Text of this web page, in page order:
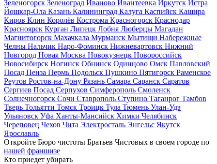
Зеленогорск Зеленоград Иваново Ивантеевка Иркутск Истра
Йошкар-Ола Казань Калининград Калуга Каспийск Кашира
Киров Клин Королёв Кострома Красногорск Краснодар
Красноярск Курган Липецк Лобня Люберцы Магадан
Магнитогорск Махачкала Мурманск Мытищи Набережные
Челны Нальчик Наро-Фоминск Нижневартовск Нижний
Новгород Новая Москва Новокузнецк Новороссийск
Новосибирск Ногинск Обнинск Одинцово Омск Павловский
Посад Пенза Пермь Подольск Пушкино Пятигорск Раменское
Реутов Ростов-на-Дону Рязань Самара Саранск Саратов
Сергиев Посад Серпухов Симферополь Смоленск
Солнечногорск Сочи Ставрополь Ступино Таганрог Тамбов
Тверь Тольятти Томск Троицк Тула Тюмень Улан-Удэ
Ульяновск Уфа Ханты-Мансийск Химки Челябинск
Череповец Чехов Чита Электросталь Энгельс Якутск
Ярославль
Откройте Бюро чистоты Братьев Чистовых в своем городе по
нашей франшизе
Кто приедет убирать